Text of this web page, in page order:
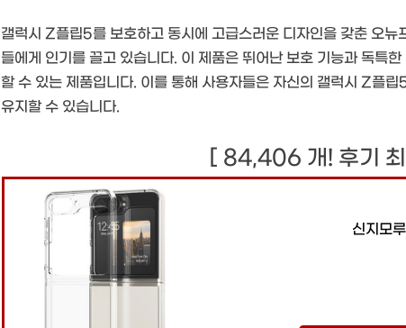
갤럭시 Z플립5를 보호하고 동시에 고급스러운 디자인을 갖춘 오
들에게 인기를 끌고 있습니다. 이 제품은 뛰어난 보호 기능과 독특
할 수 있는 제품입니다. 이를 통해 사용자들은 자신의 갤럭시 Z플
유지할 수 있습니다.
[ 84,406 개! 후기
신지모